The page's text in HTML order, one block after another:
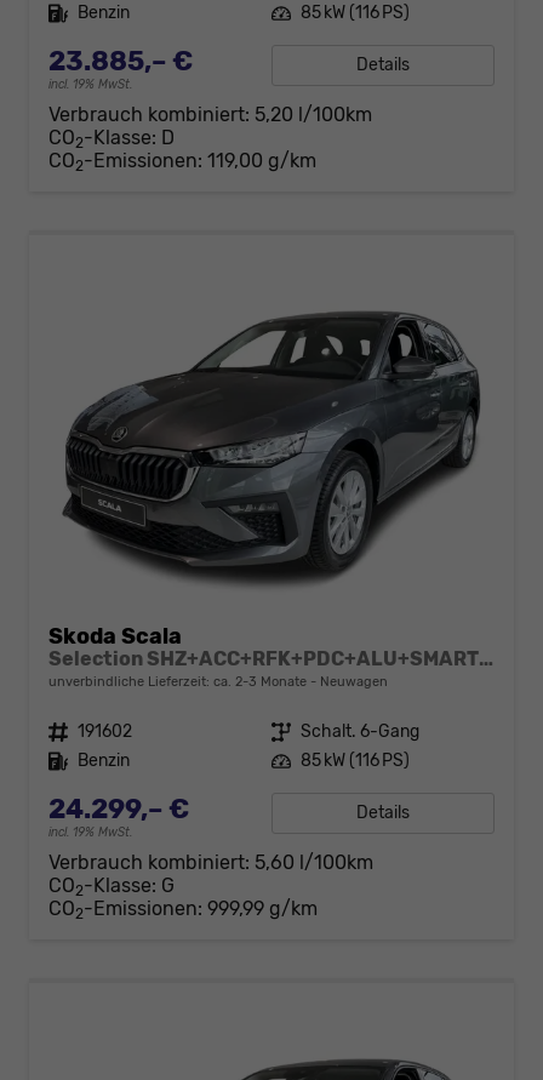
Kraftstoff Benzin Leistung 85 kW (116 PS)
23.885,– €
incl. 19% MwSt.
Details
Verbrauch kombiniert: 5,20 l/100km
CO2-Klasse: D
CO2-Emissionen: 119,00 g/km
Skoda Scala
Selection SHZ+ACC+RFK+PDC+ALU+SMARTLINK
unverbindliche Lieferzeit: ca. 2-3 Monate Neuwagen
Fahrzeugnr. 191602 Getriebe Schalt. 6-Gang
Kraftstoff Benzin Leistung 85 kW (116 PS)
24.299,– €
incl. 19% MwSt.
Details
Verbrauch kombiniert: 5,60 l/100km
CO2-Klasse: G
CO2-Emissionen: 999,99 g/km